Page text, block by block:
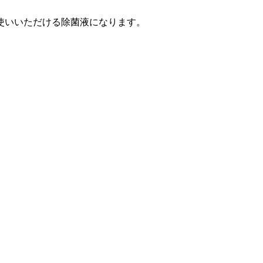
いただける除菌液になります。